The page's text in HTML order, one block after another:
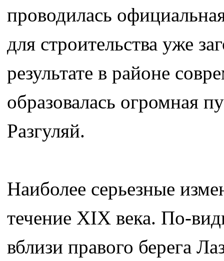
проводилась
для строительства уже
результате в районе
образовалась огромная
Разгуляй.
Наиболее серьезные
течение ХIХ века. По-
вблизи правого берега